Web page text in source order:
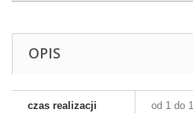
OPIS
czas realizacji od 1 do